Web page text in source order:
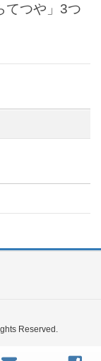
てつや」3つ
Reserved.